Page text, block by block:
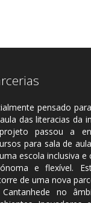
pensado
das literacias da
passou a
para sala de
escola inclusiva
e flexível.
de uma nova
no